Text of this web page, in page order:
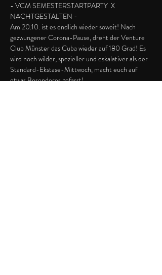
- VCM SEMESTERSTARTPARTY  X
NACHTGESTALTEN -
Am 20.10. ist es endlich wieder soweit! Nach
gezwungener Corona-Pause, dreht der Venture
Club Münster das Cuba wieder auf 180 Grad! Es
wird noch wilder, spezieller und eskalativer als der
Standard-Ekstase-Mittwoch, macht euch auf
etwas Besonderes gefasst!